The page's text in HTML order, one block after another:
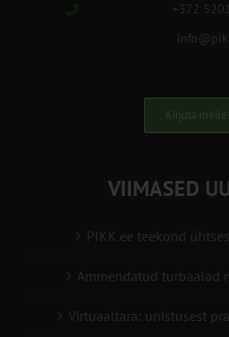
+372
Kirjuta meile!
VIIMASED
PIKK.ee teekond
Ammendatud turbaalad
Virtuaaltara: unistusest